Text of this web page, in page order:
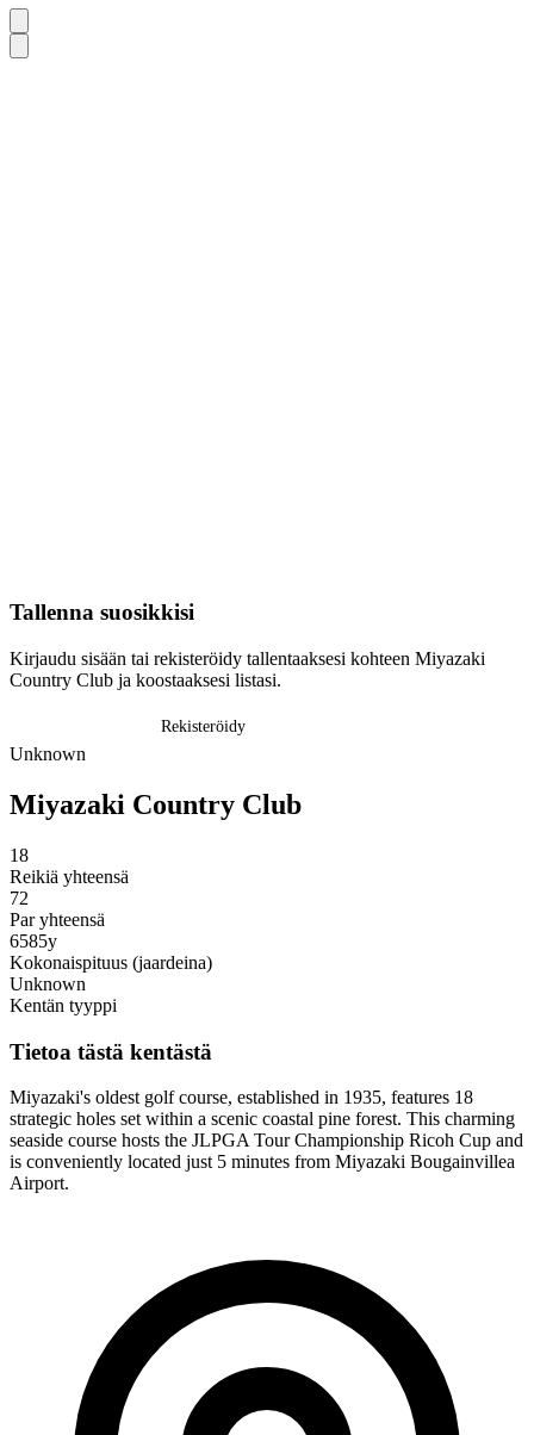
Tallenna suosikkisi
Kirjaudu sisään tai rekisteröidy tallentaaksesi kohteen Miyazaki
Country Club ja koostaaksesi listasi.
Rekisteröidy
Unknown
Miyazaki Country Club
18
Reikiä yhteensä
72
Par yhteensä
6585y
Kokonaispituus (jaardeina)
Unknown
Kentän tyyppi
Tietoa tästä kentästä
Miyazaki's oldest golf course, established in 1935, features 18
strategic holes set within a scenic coastal pine forest. This charming
seaside course hosts the JLPGA Tour Championship Ricoh Cup and
is conveniently located just 5 minutes from Miyazaki Bougainvillea
Airport.